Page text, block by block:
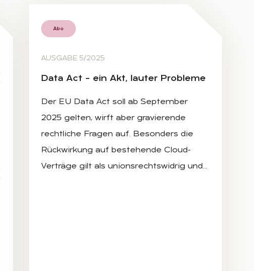
Abo
AUSGABE 5/2025
Data Act – ein Akt, lau­ter Pro­ble­me
Der EU Data Act soll ab September
2025 gelten, wirft aber gravierende
rechtliche Fragen auf. Besonders die
Rückwirkung auf bestehende Cloud-
Verträge gilt als unionsrechtswidrig und…